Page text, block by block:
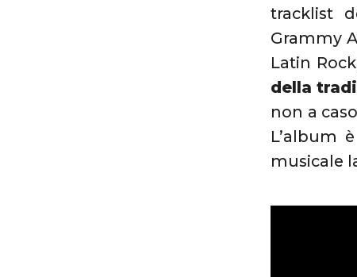
tracklist
Grammy
Latin
della
non a
L’album
musicale